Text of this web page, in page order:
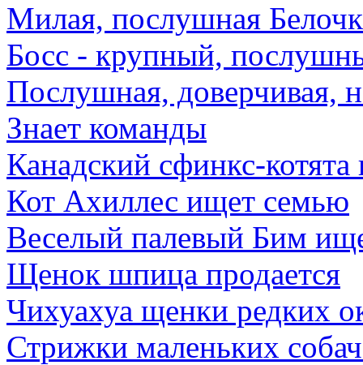
Милая, послушная
Босс - крупный,
Послушная, доверчивая,
Знает команды
Канадский сфинкс-
Кот Ахиллес ищет семью
Веселый палевый Бим
Щенок шпица продается
Чихуахуа щенки редких
Стрижки маленьких